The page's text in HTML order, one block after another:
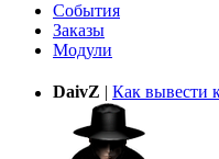
События
Заказы
Модули
DaivZ Как вывести